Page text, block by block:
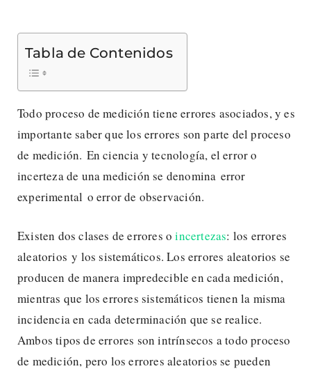
Tabla de Contenidos
Todo proceso de medición tiene errores asociados, y es
importante saber que los errores son parte del proceso
de medición. En ciencia y tecnología, el error o
incerteza de una medición se denomina error
experimental o error de observación.
Existen dos clases de errores oincertezas: los errores
aleatorios y los sistemáticos. Los errores aleatorios se
producen de manera impredecible en cada medición,
mientras que los errores sistemáticos tienen la misma
incidencia en cada determinación que se realice.
Ambos tipos de errores son intrínsecos a todo proceso
de medición, pero los errores aleatorios se pueden